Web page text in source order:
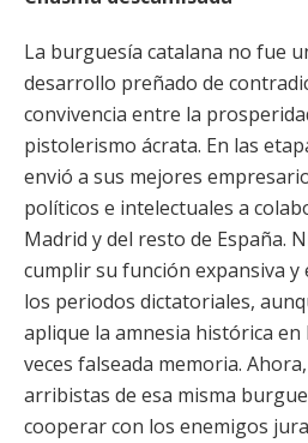
La burguesía catalana no fue
desarrollo preñado de
convivencia entre la
pistolerismo ácrata. En las
envió a sus mejores
políticos e intelectuales a
Madrid y del resto de España.
cumplir su función expansiva
los periodos dictatoriales,
aplique la amnesia histórica
veces falseada memoria.
arribistas de esa misma
cooperar con los enemigos